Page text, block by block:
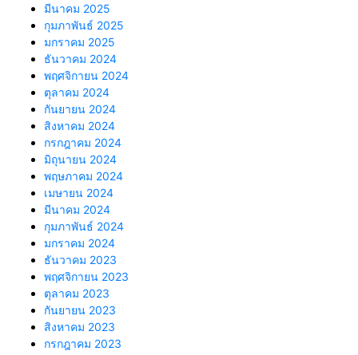
มีนาคม 2025
กุมภาพันธ์ 2025
มกราคม 2025
ธันวาคม 2024
พฤศจิกายน 2024
ตุลาคม 2024
กันยายน 2024
สิงหาคม 2024
กรกฎาคม 2024
มิถุนายน 2024
พฤษภาคม 2024
เมษายน 2024
มีนาคม 2024
กุมภาพันธ์ 2024
มกราคม 2024
ธันวาคม 2023
พฤศจิกายน 2023
ตุลาคม 2023
กันยายน 2023
สิงหาคม 2023
กรกฎาคม 2023